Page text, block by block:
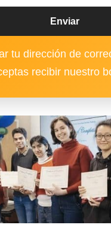
tu dirección de
recibir nuestro